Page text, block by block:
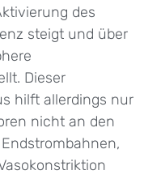
des
steigt und über
Dieser
hilft allerdings nur
nicht an den